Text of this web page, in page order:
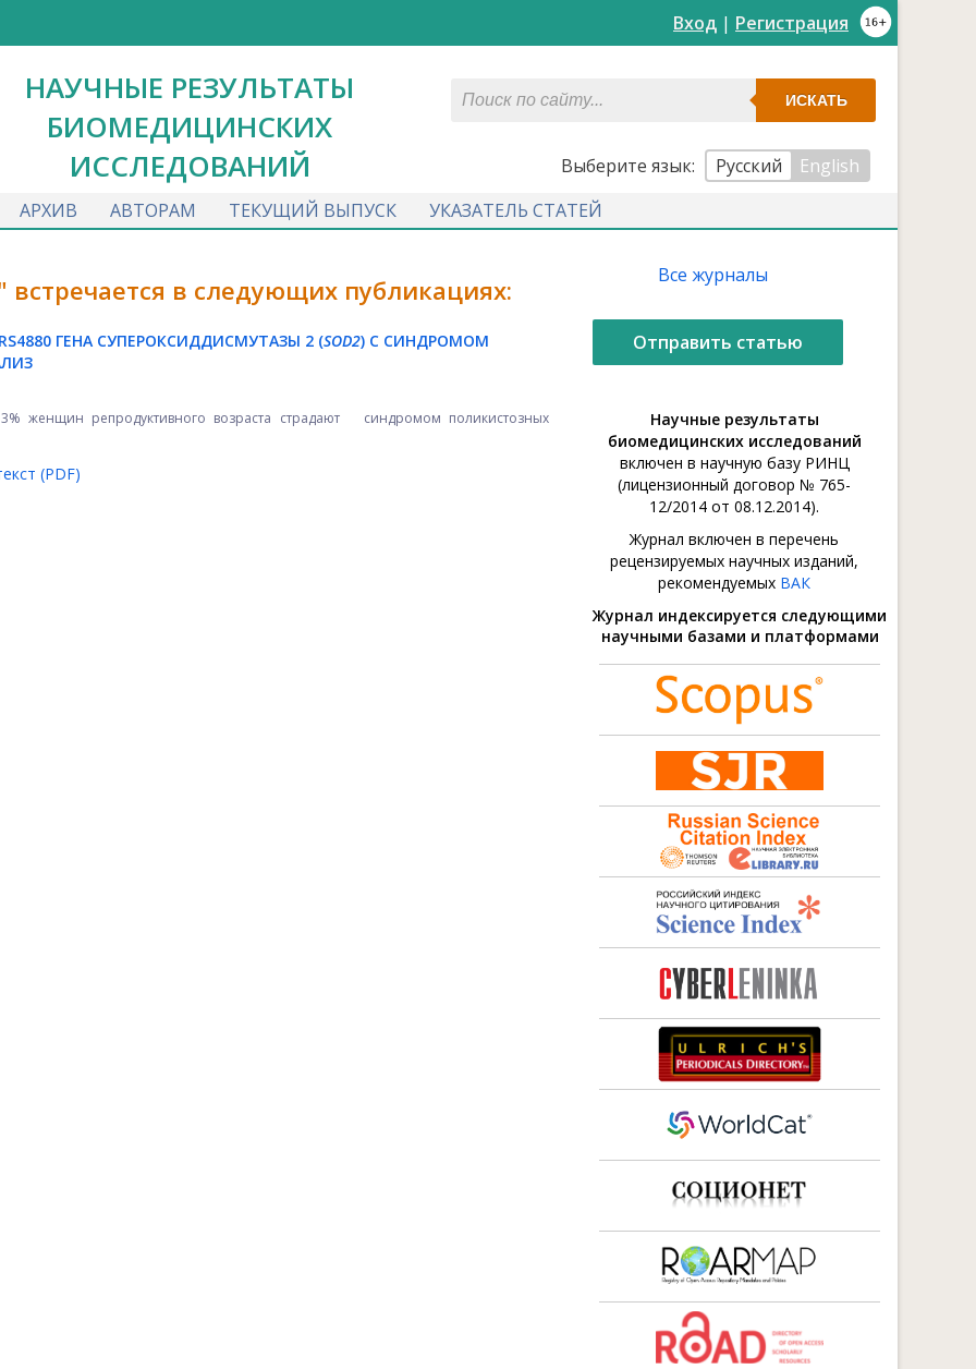
Вход | Регистрация
НАУЧНЫЕ РЕЗУЛЬТАТЫ
БИОМЕДИЦИНСКИХ
ИССЛЕДОВАНИЙ
ИСКАТЬ
Выберите язык: Русский
English
АРХИВ АВТОРАМ ТЕКУЩИЙ ВЫПУСК УКАЗАТЕЛЬ СТАТЕЙ
встречается в следующих публикациях:
ГЕНА СУПЕРОКСИДДИСМУТАЗЫ 2 (SOD2) С СИНДРОМОМ
женщин репродуктивного возраста страдают синдромом поликистозных
(PDF)
Все журналы
Отправить статью
Научные результаты
биомедицинских исследований
включен в научную базу РИНЦ
(лицензионный договор № 765-
12/2014 от 08.12.2014).
Журнал включен в перечень
рецензируемых научных изданий,
рекомендуемых ВАК
Журнал индексируется следующими
научными базами и платформами